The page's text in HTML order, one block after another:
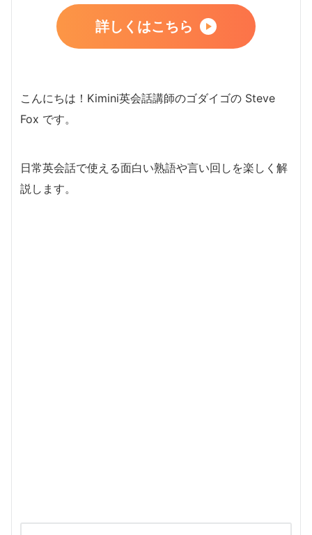
詳しくはこちら
こんにちは！Kimini英会話講師のゴダイゴの Steve
Fox です。
日常英会話で使える面白い熟語や言い回しを楽しく解
説します。